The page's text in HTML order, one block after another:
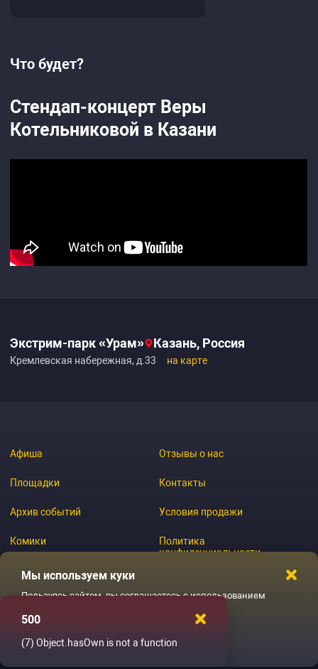
Что будет?
Стендап-концерт Веры
Котельниковой в Казани
Экстрим-парк «Урам» Казань, Россия
Кремлевская набережная, д.33 на карте
Афиша
Площадки
Архив событий
Комики
Журнал
Отзывы о нас
Контакты
Условия продажи
Политика
конфиденциальности
Мы используем куки
Пользуясь сайтом, вы соглашаетесь с использованием
Ладненько
500
(7) Object.hasOwn is not a function